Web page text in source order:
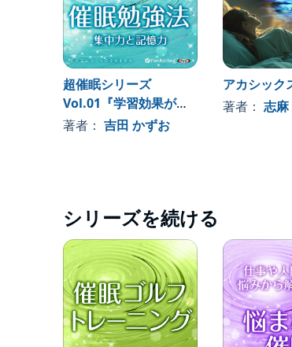
法も 体感することができます。心を整
トロールすることで、話すことをより
の人の前で上手に話すことができると
に伝えられるようになる・ゆっくり話
仕方なくなってくる(C)Pan Rolling
超催眠シリーズ
Vol.01『学習効果がグ
ングンあがる催眠勉強
著者： 吉田 かずお
アカシック
著者： 志麻
シリーズを続ける